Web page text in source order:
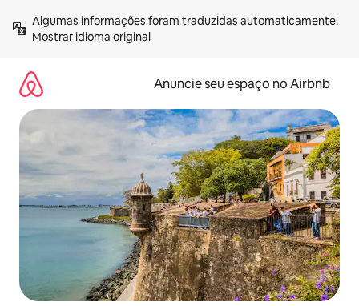
para
Mostrar idioma original
Anuncie seu espaço no Airbnb